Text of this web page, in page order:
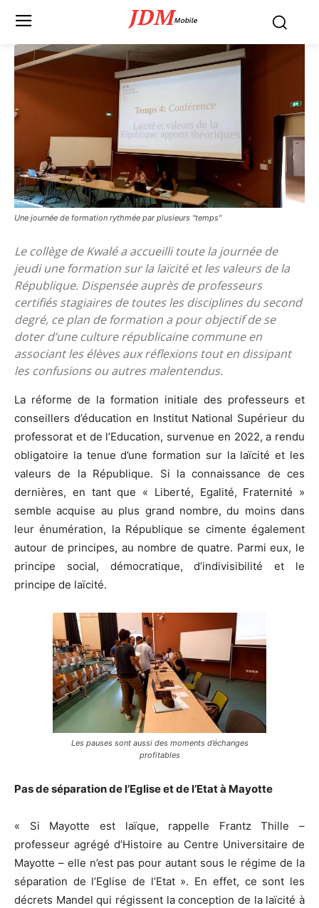
JDMMobile
Une journée de formation rythmée par plusieurs "temps"
Le collège de Kwalé a accueilli toute la journée de
jeudi une formation sur la laïcité et les valeurs de la
République. Dispensée auprès de professeurs
certifiés stagiaires de toutes les disciplines du second
degré, ce plan de formation a pour objectif de se
doter d’une culture républicaine commune en
associant les élèves aux réflexions tout en dissipant
les confusions ou autres malentendus.
La réforme de la formation initiale des professeurs et
conseillers d’éducation en Institut National Supérieur du
professorat et de l’Education, survenue en 2022, a rendu
obligatoire la tenue d’une formation sur la laïcité et les
valeurs de la République. Si la connaissance de ces
dernières, en tant que « Liberté, Egalité, Fraternité »
semble acquise au plus grand nombre, du moins dans
leur énumération, la République se cimente également
autour de principes, au nombre de quatre. Parmi eux, le
principe social, démocratique, d’indivisibilité et le
principe de laïcité.
Les pauses sont aussi des moments d’échanges
profitables
Pas de séparation de l’Eglise et de l’Etat à Mayotte
« Si Mayotte est laïque, rappelle Frantz Thille –
professeur agrégé d’Histoire au Centre Universitaire de
Mayotte – elle n’est pas pour autant sous le régime de la
séparation de l’Eglise de l’Etat ». En effet, ce sont les
décrets Mandel qui régissent la conception de la laïcité à